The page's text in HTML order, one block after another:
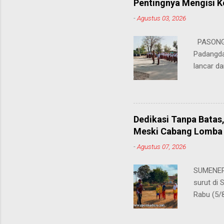
sangat
Pentingnya Mengisi
-Agustus 03, 2026
lancar
penting
ia
para
dalam
mampu
belaja...
Dedikasi Tanpa
Meski Cabang
-Agustus 07, 2026
surut di
Rabu (5/
ini,